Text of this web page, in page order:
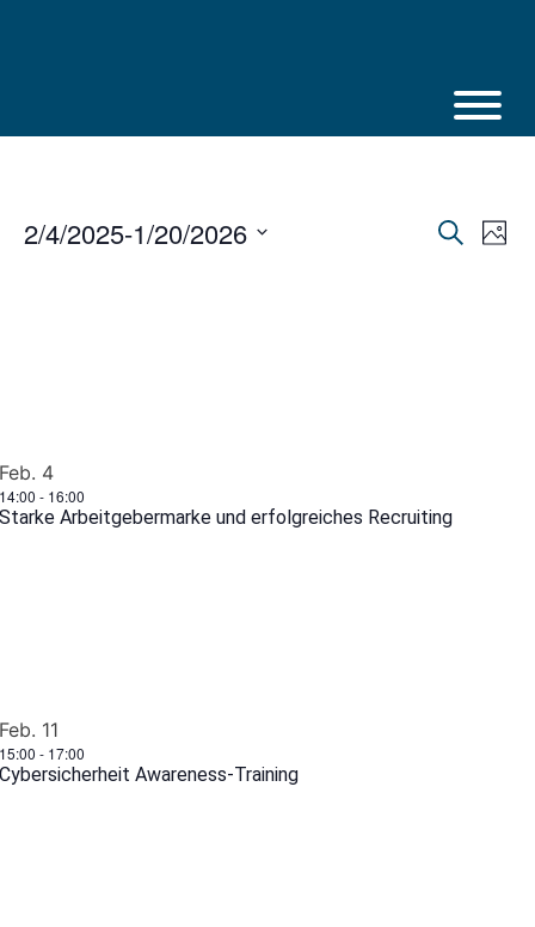
Suche
SuchePhoto
2/4/2025-1/20/2026
4
- 16:00
Arbeitgebermarke und erfolgreiches Recruiting
11
- 17:00
Awareness-Training